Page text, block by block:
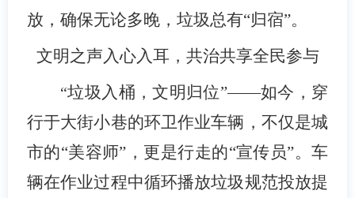
放，确保无论多晚，垃圾总有“归宿”。
文明之声入心入耳，共治共享全民参与
“垃圾入桶，文明归位”——如今，穿
行于大街小巷的环卫作业车辆，不仅是城
市的“美容师”，更是行走的“宣传员”。车
辆在作业过程中循环播放垃圾规范投放提